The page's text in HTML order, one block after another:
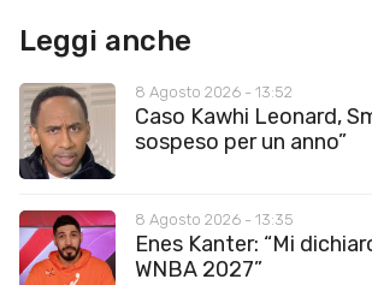
Leggi anche
8 Agosto 2026 - 13:52
Caso Kawhi Leonard,
sospeso per un anno”
8 Agosto 2026 - 13:35
Enes Kanter: “Mi
WNBA 2027”